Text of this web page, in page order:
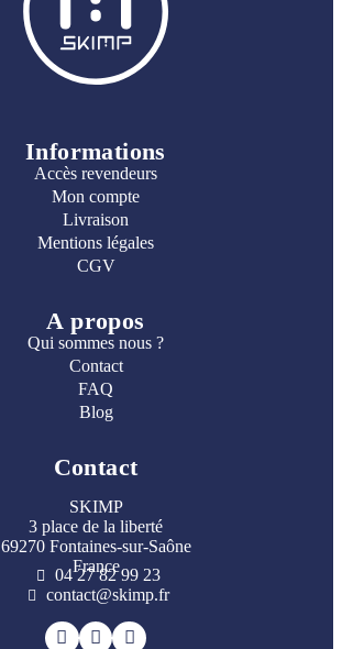
Informations
Accès revendeurs
Mon compte
Livraison
Mentions légales
CGV
A propos
Qui sommes nous ?
Contact
FAQ
Blog
Contact
SKIMP
3 place de la liberté
69270 Fontaines-sur-Saône
France
04 27 82 99 23
contact@skimp.fr